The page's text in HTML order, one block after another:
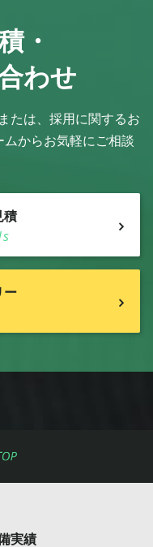
・
わせ
たは、採用に関するお
からお気軽にご相談
積
ー
実績